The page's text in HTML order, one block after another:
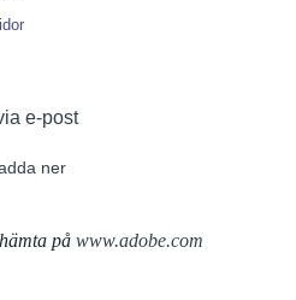
e-post
ner
på www.adobe.com